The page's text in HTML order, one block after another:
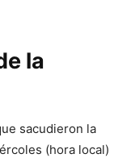
la
sacudieron la
(hora local)